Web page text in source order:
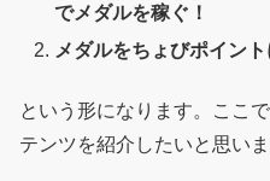
でメダルを稼ぐ！
メダルをちょびポイント
という形になります。ここ
テンツを紹介したいと思いま